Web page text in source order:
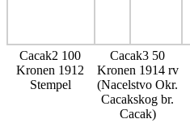
Cacak2 100
Kronen 1912
Stempel
Cacak3 50
Kronen 1914 rv
(Nacelstvo Okr.
Cacakskog br.
Cacak)